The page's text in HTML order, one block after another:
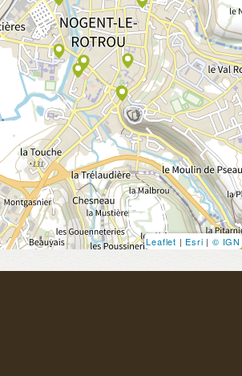
Leaflet | Esri | © IGN